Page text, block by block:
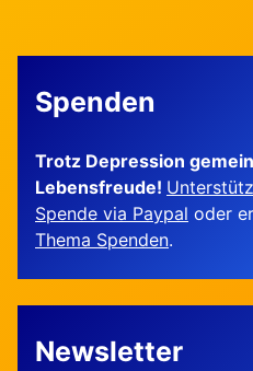
Spenden
Trotz Depression
Lebensfreude!
Spende via Paypal oder
Thema Spenden.
Newsletter